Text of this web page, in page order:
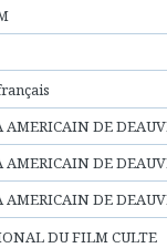
DE
AMERICAIN DE
AMERICAIN DE
DU FILM CULTE